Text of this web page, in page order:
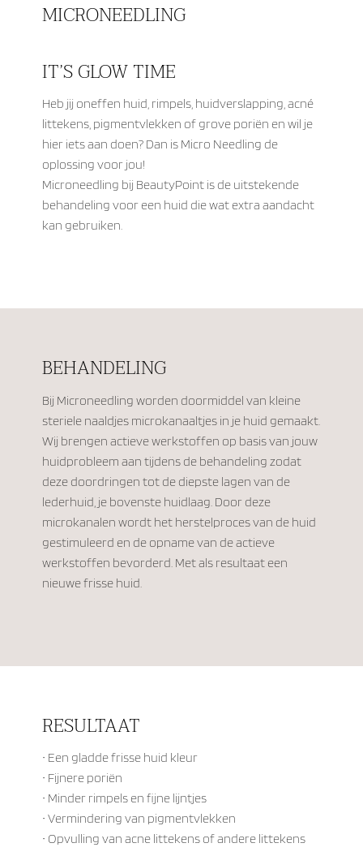
MICRONEEDLING
IT’S GLOW TIME
Heb jij oneffen huid, rimpels, huidverslapping, acné
littekens, pigmentvlekken of grove poriën en wil je
hier iets aan doen? Dan is Micro Needling de
oplossing voor jou!
Microneedling bij BeautyPoint is de uitstekende
behandeling voor een huid die wat extra aandacht
kan gebruiken.
BEHANDELING
Bij Microneedling worden doormiddel van kleine
steriele naaldjes microkanaaltjes in je huid gemaakt.
Wij brengen actieve werkstoffen op basis van jouw
huidprobleem aan tijdens de behandeling zodat
deze doordringen tot de diepste lagen van de
lederhuid, je bovenste huidlaag. Door deze
microkanalen wordt het herstelproces van de huid
gestimuleerd en de opname van de actieve
werkstoffen bevorderd. Met als resultaat een
nieuwe frisse huid.
RESULTAAT
•⁠ ⁠Een gladde frisse huid kleur
•⁠ ⁠Fijnere poriën
•⁠ ⁠Minder rimpels en fijne lijntjes
•⁠ ⁠Vermindering van pigmentvlekken
•⁠ ⁠Opvulling van acne littekens of andere littekens